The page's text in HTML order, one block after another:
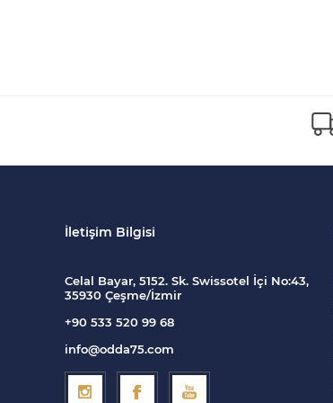
İletişim Bilgisi
Celal Bayar, 5152. Sk. Swissotel İçi No:43,
35930 Çeşme/İzmir
+90 533 520 99 68
info@odda75.com